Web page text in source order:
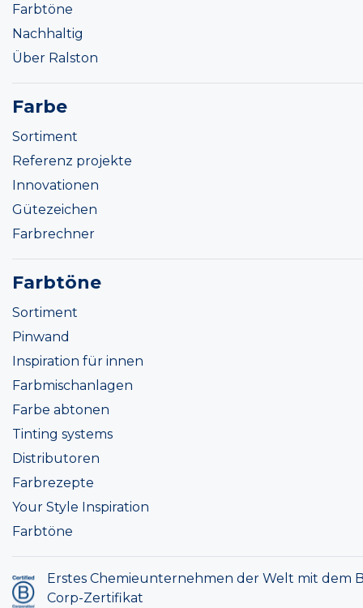
Farbtöne
Nachhaltig
Über Ralston
Farbe
Sortiment
Referenz projekte
Innovationen
Gütezeichen
Farbrechner
Farbtöne
Sortiment
Pinwand
Inspiration für innen
Farbmischanlagen
Farbe abtonen
Tinting systems
Distributoren
Farbrezepte
Your Style Inspiration
Farbtöne
Erstes Chemieunternehmen der Welt mit dem
Corp-Zertifikat